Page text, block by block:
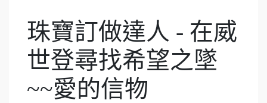
珠寶訂做達人 - 在威
世登尋找希望之墜
~~愛的信物